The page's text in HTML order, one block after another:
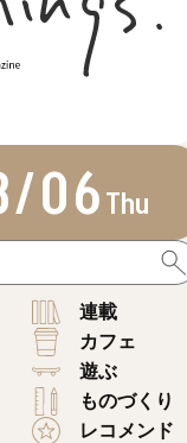
06Thu
連載
カフェ
遊ぶ
ものづくり
レコメンド